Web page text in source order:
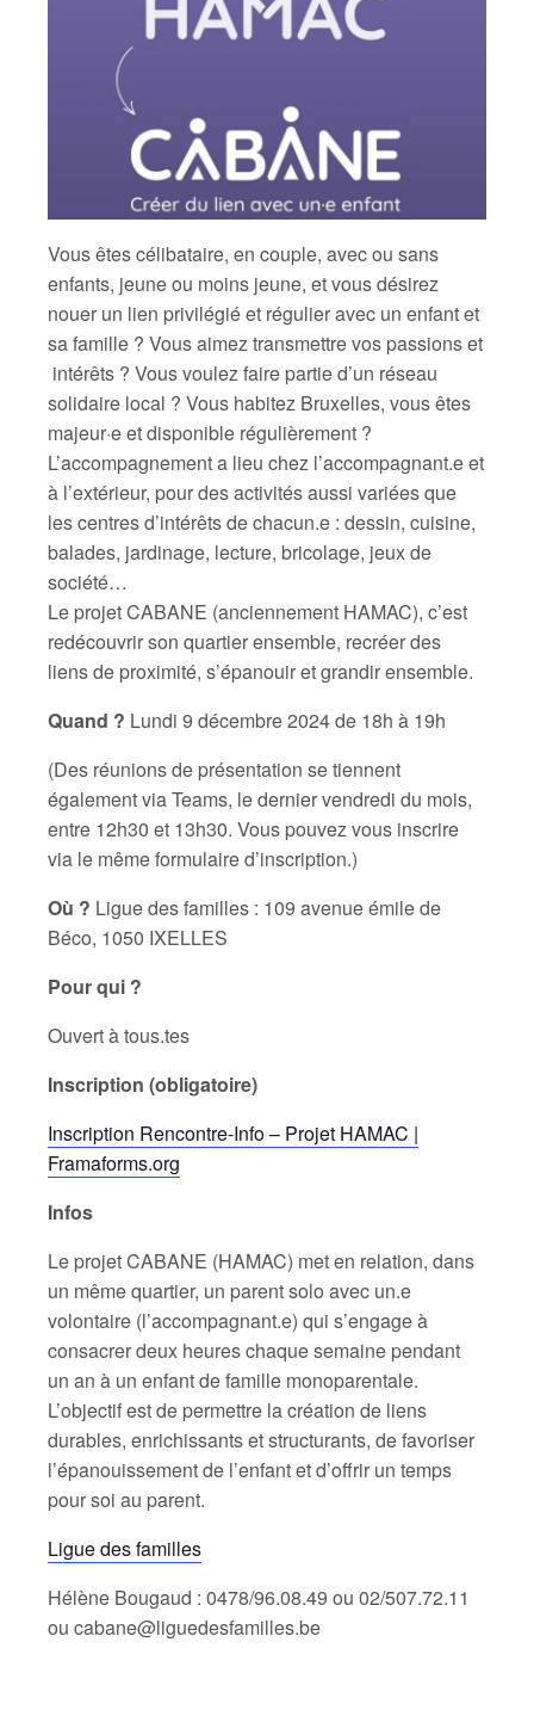
Vous êtes célibataire, en couple, avec ou sans
enfants, jeune ou moins jeune, et vous désirez
nouer un lien privilégié et régulier avec un enfant et
sa famille ? Vous aimez transmettre vos passions et
intérêts ? Vous voulez faire partie d’un réseau
solidaire local ? Vous habitez Bruxelles, vous êtes
majeur·e et disponible régulièrement ?
L’accompagnement a lieu chez l’accompagnant.e et
à l’extérieur, pour des activités aussi variées que
les centres d’intérêts de chacun.e : dessin, cuisine,
balades, jardinage, lecture, bricolage, jeux de
société…
Le projet CABANE (anciennement HAMAC), c’est
redécouvrir son quartier ensemble, recréer des
liens de proximité, s’épanouir et grandir ensemble.
Quand ? Lundi 9 décembre 2024 de 18h à 19h
(Des réunions de présentation se tiennent
également via Teams, le dernier vendredi du mois,
entre 12h30 et 13h30. Vous pouvez vous inscrire
via le même formulaire d’inscription.)
Où ? Ligue des familles : 109 avenue émile de
Béco, 1050 IXELLES
Pour qui ?
Ouvert à tous.tes
Inscription (obligatoire)
Inscription Rencontre-Info – Projet HAMAC |
Framaforms.org
Infos
Le projet CABANE (HAMAC) met en relation, dans
un même quartier, un parent solo avec un.e
volontaire (l’accompagnant.e) qui s’engage à
consacrer deux heures chaque semaine pendant
un an à un enfant de famille monoparentale.
L’objectif est de permettre la création de liens
durables, enrichissants et structurants, de favoriser
l’épanouissement de l’enfant et d’offrir un temps
pour soi au parent.
Ligue des familles
Hélène Bougaud : 0478/96.08.49 ou 02/507.72.11
ou cabane@liguedesfamilles.be